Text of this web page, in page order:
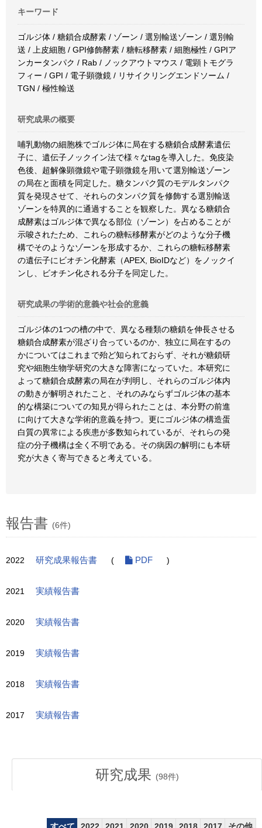
キーワード
ゴルジ体 / 糖鎖合成酵素 / ゾーン / 選別輸送ゾーン / 選別輸
送 / 上皮細胞 / GPI修飾酵素 / 糖転移酵素 / 細胞極性 / GPIア
ンカータンパク / Rab / ノックアウトマウス / 電顕トモグラ
フィー / GPI / 電子顕微鏡 / リサイクリングエンドソーム /
TGN / 極性輸送
研究成果の概要
哺乳動物の細胞株でゴルジ体に局在する糖鎖合成酵素遺伝
子に、遺伝子ノックイン法で様々なtagを導入した。免疫染
色後、超解像顕微鏡や電子顕微鏡を用いて選別輸送ゾーン
の局在と面積を同定した。糖タンパク質のモデルタンパク
質を発現させて、それらのタンパク質を修飾する選別輸送
ゾーンを特異的に通過することを観察した。異なる糖鎖合
成酵素はゴルジ体で異なる部位（ゾーン）を占めることが
示唆されたため、これらの糖転移酵素がどのような分子機
構でそのようなゾーンを形成するか、これらの糖転移酵素
の遺伝子にビオチン化酵素（APEX, BioIDなど）をノックイ
ンし、ビオチン化される分子を同定した。
研究成果の学術的意義や社会的意義
ゴルジ体の1つの槽の中で、異なる種類の糖鎖を伸長させる
糖鎖合成酵素が混ざり合っているのか、独立に局在するの
かについてはこれまで殆ど知られておらず、それが糖鎖研
究や細胞生物学研究の大きな障害になっていた。本研究に
よって糖鎖合成酵素の局在が判明し、それらのゴルジ体内
の動きが解明されたこと、それのみならずゴルジ体の基本
的な構築についての知見が得られたことは、本分野の前進
に向けて大きな学術的意義を持つ。更にゴルジ体の構造蛋
白質の異常による疾患が多数知られているが、それらの発
症の分子機構は全く不明である。その病因の解明にも本研
究が大きく寄与できると考えている。
報告書 (6件)
2022 研究成果報告書 ( PDF )
2021 実績報告書
2020 実績報告書
2019 実績報告書
2018 実績報告書
2017 実績報告書
研究成果 (98件)